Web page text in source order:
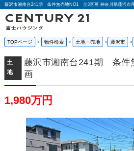
TOPページ 物件検索 土地・売地 藤沢市
土
地
藤沢市湘南台241期 条件
画
1,980万円